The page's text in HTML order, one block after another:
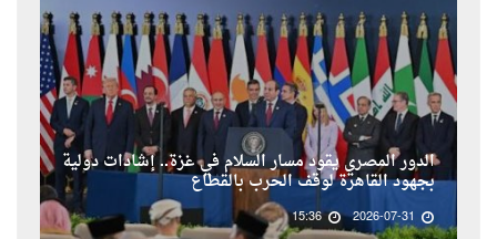
الدور المصري يقود مسار السلام في غزة.. إشادات دولية
بجهود القاهرة لوقف الحرب بالقطاع
2026-07-31
15:36